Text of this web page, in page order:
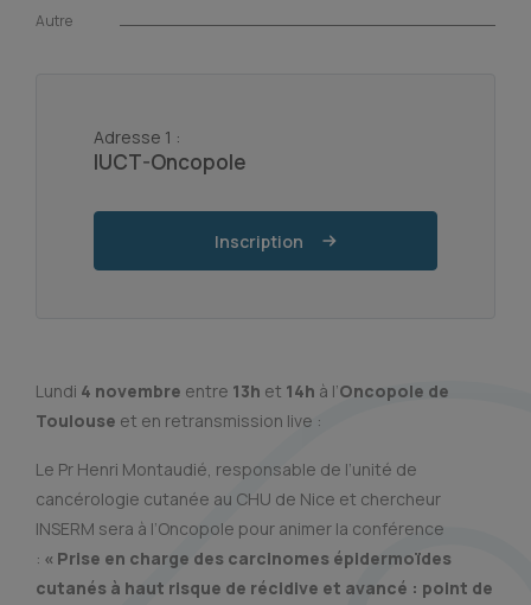
Autre
Adresse 1 :
IUCT-Oncopole
Inscription
Lundi 4 novembre entre 13h et 14h à l’Oncopole de
Toulouse et en retransmission live :
Le Pr Henri Montaudié, responsable de l’unité de
cancérologie cutanée au CHU de Nice et chercheur
INSERM sera à l’Oncopole pour animer la conférence
: « Prise en charge des carcinomes épidermoïdes
cutanés à haut risque de récidive et avancé : point de